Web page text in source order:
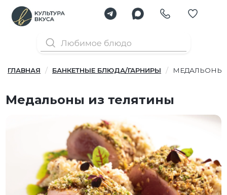
ГЛАВНАЯ БАНКЕТНЫЕ БЛЮДА/ГАРНИРЫ МЕДАЛЬОНЫ
Медальоны из телятины